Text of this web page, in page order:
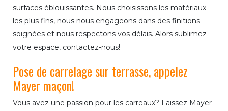
surfaces éblouissantes. Nous choisissons les matériaux
les plus fins, nous nous engageons dans des finitions
soignées et nous respectons vos délais. Alors sublimez
votre espace, contactez-nous!
Pose de carrelage sur terrasse, appelez
Mayer maçon!
Vous avez une passion pour les carreaux? Laissez Mayer